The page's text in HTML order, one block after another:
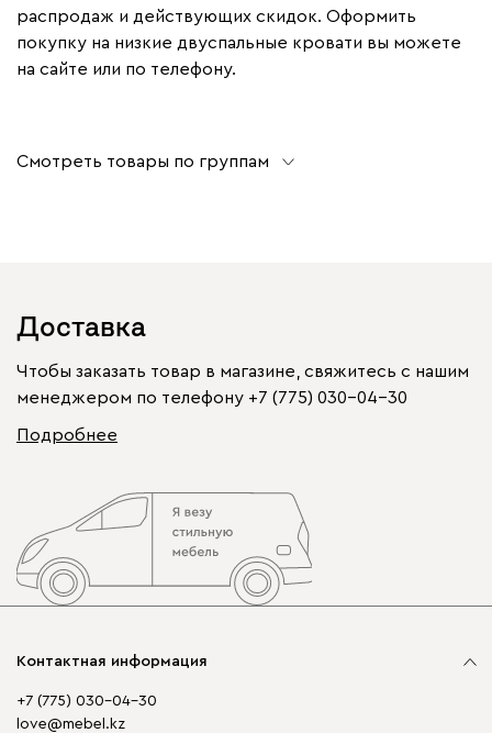
распродаж и действующих скидок. Оформить
покупку на низкие двуспальные кровати вы можете
на сайте или по телефону.
Смотреть товары по группам
Доставка
Чтобы заказать товар в магазине, свяжитесь с нашим
менеджером по телефону +7 (775) 030-04-30
Подробнее
Контактная информация
+7 (775) 030-04-30
love@mebel.kz